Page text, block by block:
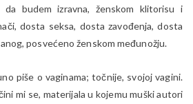
da budem izravna, ženskom klitorisu i
dosta seksa, dosta zavođenja, dosta
posvećeno ženskom međunožju.
piše o vaginama; točnije, svojoj vagini.
mi se, materijala u kojemu muški autori